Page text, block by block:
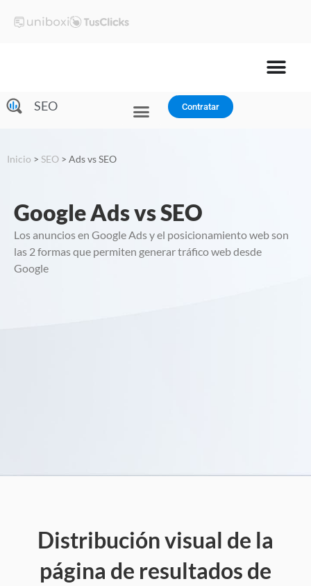
SEO Contratar
Inicio > SEO > Ads vs SEO
Google Ads vs SEO
Los anuncios en Google Ads y el posicionamiento web son
las 2 formas que permiten generar tráfico web desde
Google
Distribución visual de la
página de resultados de